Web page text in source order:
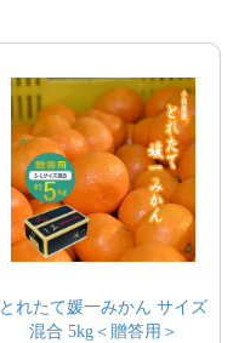
とれたて媛一みかん サイズ
混合 5kg＜贈答用＞